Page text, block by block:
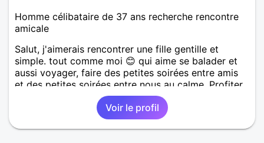
Homme célibataire de 37 ans recherche rencontre
amicale
Salut, j'aimerais rencontrer une fille gentille et
simple. tout comme moi 😊 qui aime se balader et
aussi voyager, faire des petites soirées entre amis
et des petites soirées entre nous au calme. Profiter
de l'instant présent, dans le respect et l'amour 🙂
Voir le profil